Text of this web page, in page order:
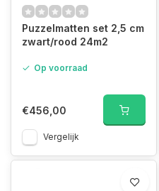
Puzzelmatten set 2,5 cm
zwart/rood 24m2
Op voorraad
€456,00
Vergelijk